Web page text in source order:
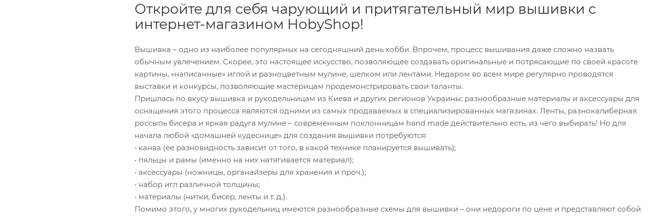
Откройте для себя чарующий и притягательный мир вышивки с
интернет-магазином HobyShop!
Вышивка – одно из наиболее популярных на сегодняшний день хобби. Впрочем, процесс вышивания даже сложно назвать
обычным увлечением. Скорее, это настоящее искусство, позволяющее создавать оригинальные и потрясающие по своей красоте
картины, «написанные» иглой и разноцветным мулине, шелком или лентами. Недаром во всем мире регулярно проводятся
выставки и конкурсы, позволяющие мастерицам продемонстрировать свои таланты.
Пришлась по вкусу вышивка и рукодельницам из Киева и других регионов Украины: разнообразные материалы и аксессуары для
оснащения этого процесса являются одними из самых продаваемых в специализированных магазинах. Ленты, разнокалиберная
россыпь бисера и яркая радуга мулине – современным поклонницам hand made действительно есть, из чего выбирать! Но для
начала любой «домашней кудеснице» для создания вышивки потребуются:
• канва (ее разновидность зависит от того, в какой технике планируется вышивать);
• пяльцы и рамы (именно на них натягивается материал);
• аксессуары (ножницы, органайзеры для хранения и проч.);
• набор игл различной толщины;
• материалы (нитки, бисер, ленты и т. д.).
Помимо этого, у многих рукодельниц имеются разнообразные схемы для вышивки – они недороги по цене и представляют собой